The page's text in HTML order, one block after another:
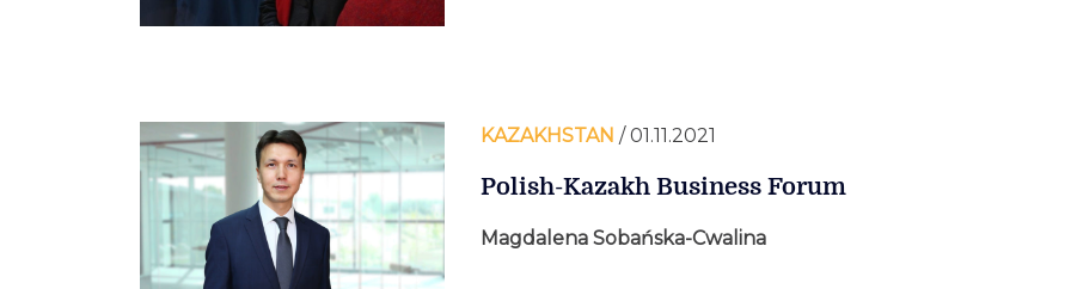
KAZAKHSTAN / 01.11.2021
Polish-Kazakh Business Forum
Magdalena Sobańska-Cwalina